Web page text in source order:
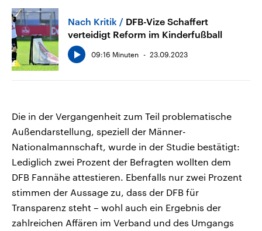
Nach Kritik
DFB-Vize Schaffert
verteidigt Reform im Kinderfußball
09:16 Minuten 23.09.2023
Die in der Vergangenheit zum Teil problematische
Außendarstellung, speziell der Männer-
Nationalmannschaft, wurde in der Studie bestätigt:
Lediglich zwei Prozent der Befragten wollten dem
DFB Fannähe attestieren. Ebenfalls nur zwei Prozent
stimmen der Aussage zu, dass der DFB für
Transparenz steht – wohl auch ein Ergebnis der
zahlreichen Affären im Verband und des Umgangs